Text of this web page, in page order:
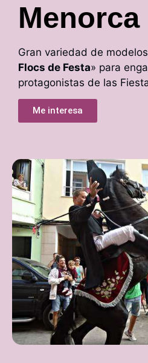
Menorca
Gran variedad de
Flocs de Festa» para
protagonistas de las
Me interesa